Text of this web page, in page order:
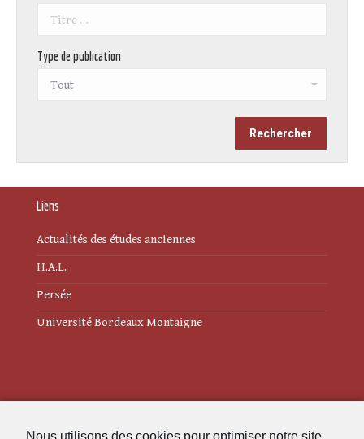
Nous utilisons des cookies pour optimiser notre site
Type de publication
Liens
Actualités des études anciennes
H.A.L.
Persée
Université Bordeaux Montaigne